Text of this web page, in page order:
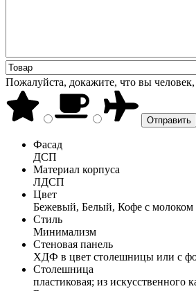
Пожалуйста, докажите, что вы
Фасад
ДСП
Материал корпуса
ЛДСП
Цвет
Бежевый, Белый, Кофе с молоком
Стиль
Минимализм
Стеновая панель
ХДФ в цвет столешницы или с
Столешница
пластиковая; из искусственного